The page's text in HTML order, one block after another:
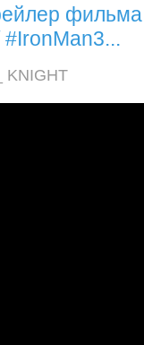
фильма
KNIGHT